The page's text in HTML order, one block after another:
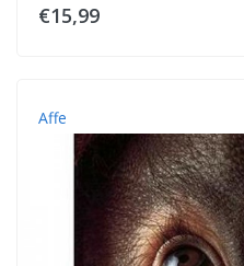
€15,99
Affe